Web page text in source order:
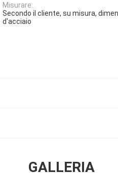
Misurare:
Secondo il cliente, su misura,
d'acciaio
GALLERIA